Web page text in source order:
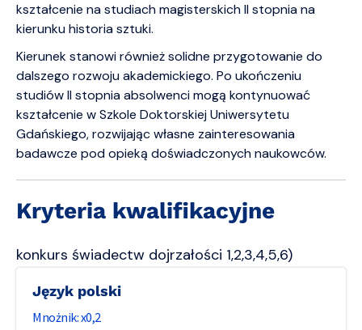
kształcenie na studiach magisterskich II stopnia na
kierunku historia sztuki.
Kierunek stanowi również solidne przygotowanie do
dalszego rozwoju akademickiego. Po ukończeniu
studiów II stopnia absolwenci mogą kontynuować
kształcenie w Szkole Doktorskiej Uniwersytetu
Gdańskiego, rozwijając własne zainteresowania
badawcze pod opieką doświadczonych naukowców.
Kryteria kwalifikacyjne
konkurs świadectw dojrzałości 1,2,3,4,5,6)
język polski
0,2